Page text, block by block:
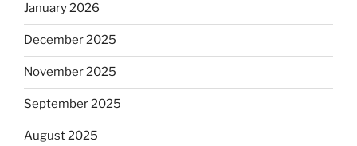
January 2026
December 2025
November 2025
September 2025
August 2025